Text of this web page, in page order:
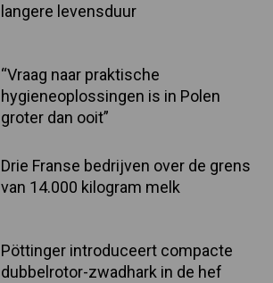
langere levensduur
“Vraag naar praktische
hygieneoplossingen is in Polen
groter dan ooit”
Drie Franse bedrijven over de grens
van 14.000 kilogram melk
Pöttinger introduceert compacte
dubbelrotor-zwadhark in de hef